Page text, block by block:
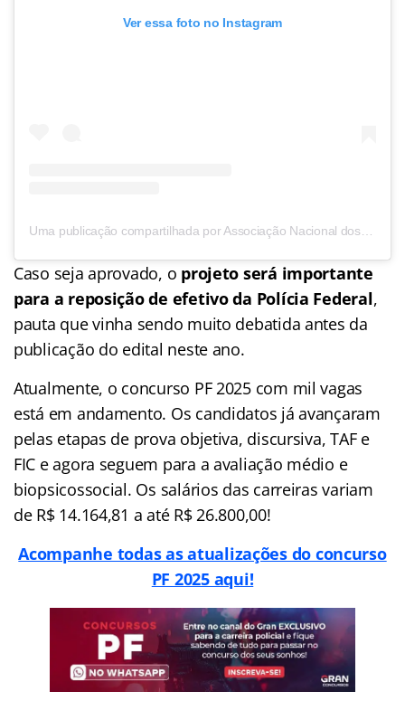
Ver essa foto no Instagram
Uma publicação compartilhada por Associação Nacional dos Delegados de Polícia Federal (@adpfonline)
Caso seja aprovado, o projeto será importante
para a reposição de efetivo da Polícia Federal,
pauta que vinha sendo muito debatida antes da
publicação do edital neste ano.
Atualmente, o concurso PF 2025 com mil vagas
está em andamento. Os candidatos já avançaram
pelas etapas de prova objetiva, discursiva, TAF e
FIC e agora seguem para a avaliação médio e
biopsicossocial. Os salários das carreiras variam
de R$ 14.164,81 a até R$ 26.800,00!
Acompanhe todas as atualizações do concurso
PF 2025 aqui!